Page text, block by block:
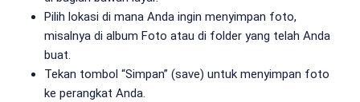
Pilih lokasi di mana Anda ingin menyimpan foto,
misalnya di album Foto atau di folder yang telah Anda
buat.
Tekan tombol “Simpan” (save) untuk menyimpan foto
ke perangkat Anda.